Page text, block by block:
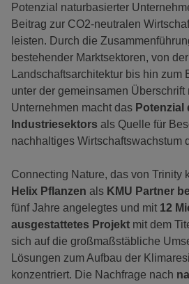
Potenzial naturbasierter
Beitrag zur CO2-neutralen
leisten. Durch die
bestehender Marktsektoren, von der
Landschaftsarchitektur bis hin zum
unter der gemeinsamen Überschrift
Unternehmen macht das Potenzial
Industriesektors als Quelle für
nachhaltiges Wirtschaftswachstum
Connecting Nature, das von Trinity
Helix Pflanzen als KMU Partner
fünf Jahre angelegtes und mit 12
ausgestattetes Projekt mit dem
sich auf die großmaßstäbliche
Lösungen zum Aufbau der
konzentriert. Die Nachfrage nach